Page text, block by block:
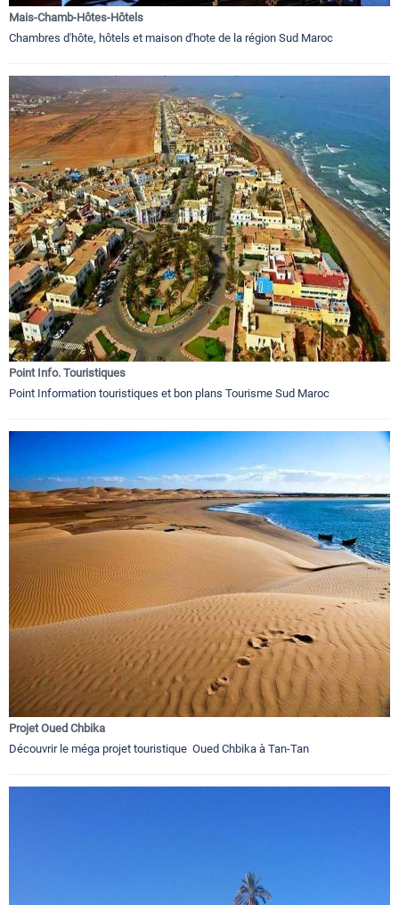
Mais-Chamb-Hôtes-Hôtels
Chambres d'hôte, hôtels et maison d'hote de la région Sud Maroc
Point Info. Touristiques
Point Information touristiques et bon plans Tourisme Sud Maroc
Projet Oued Chbika
Découvrir le méga projet touristique Oued Chbika à Tan-Tan